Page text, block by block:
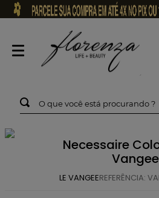
O que você está procurando ?
Necessaire
Vangee
LE VANGEEREFERÊNCIA: